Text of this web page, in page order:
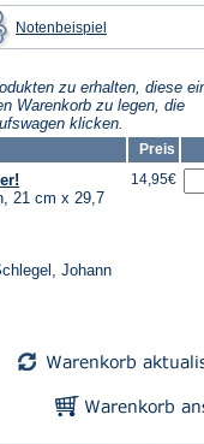
Notenbeispiel in
einem
Tab)
zu erhalten, diese
Warenkorb zu legen, die
klicken.
Preis
21 cm x 29,7
Johann
14,95€